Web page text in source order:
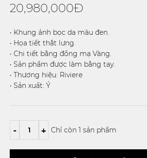
20,980,000Đ
• Khung ảnh bọc da màu đen.
• Họa tiết thắt lưng.
• Chi tiết bằng đồng mạ Vàng.
• Sản phẩm được làm bằng tay.
• Thương hiệu: Riviere
• Sản xuất: Ý
- + Chỉ còn 1 sản phẩm